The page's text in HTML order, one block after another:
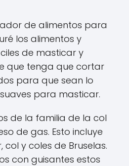
de alimentos para
los alimentos y
de masticar y
que tenga que cortar
para que sean lo
para masticar.
de la familia de la col
de gas. Esto incluye
col y coles de Bruselas.
con guisantes estos